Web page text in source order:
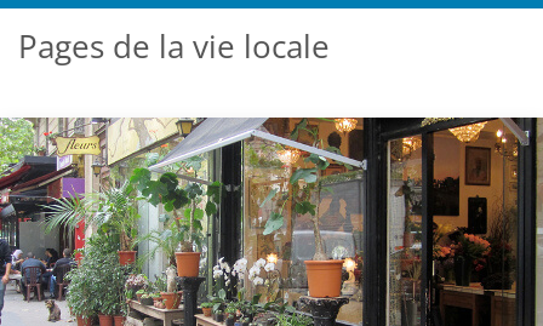
Pages de la vie locale